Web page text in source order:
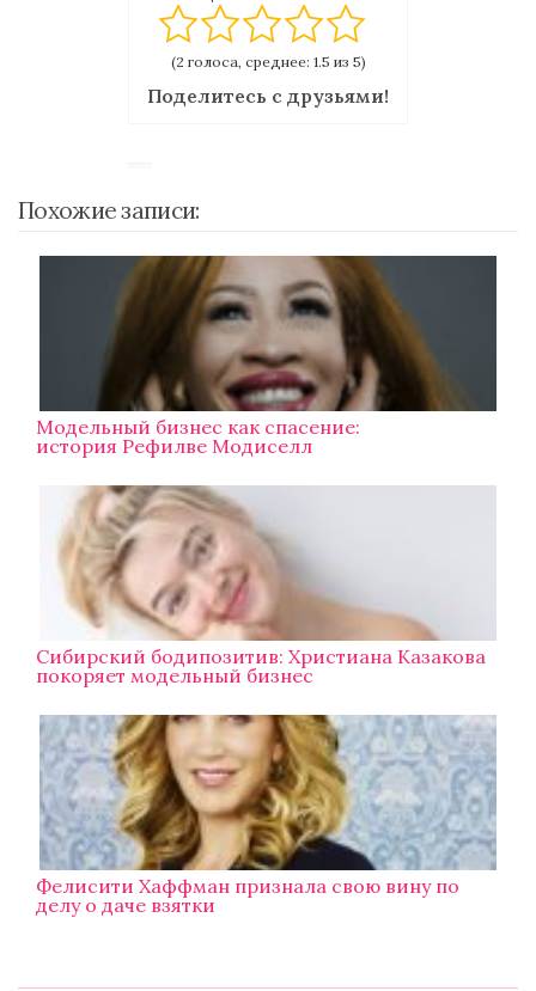
(2 голоса, среднее: 1.5 из 5)
Поделитесь с друзьями!
Похожие записи:
Модельный бизнес как спасение:
история Рефилве Модиселл
Сибирский бодипозитив: Христиана Казакова
покоряет модельный бизнес
Фелисити Хаффман признала свою вину по
делу о даче взятки